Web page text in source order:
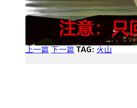
上一篇 下一篇 TAG: 火山